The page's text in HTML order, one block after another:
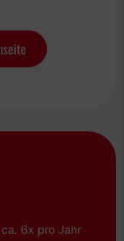
6x pro Jahr